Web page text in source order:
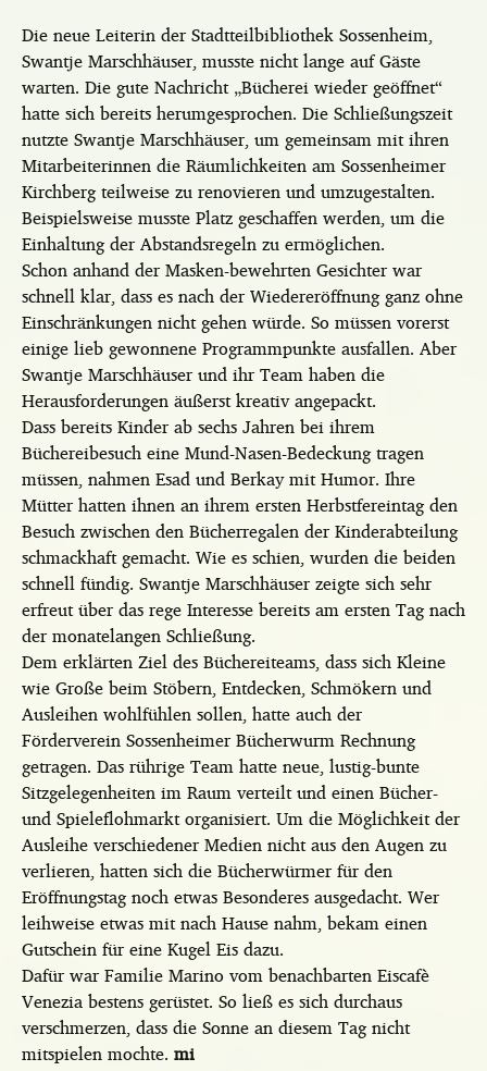
Die neue Leiterin der Stadtteilbibliothek Sossenheim,
Swantje Marschhäuser, musste nicht lange auf Gäste
warten. Die gute Nachricht „Bücherei wieder geöffnet“
hatte sich bereits herumgesprochen. Die Schließungszeit
nutzte Swantje Marschhäuser, um gemeinsam mit ihren
Mitarbeiterinnen die Räumlichkeiten am Sossenheimer
Kirchberg teilweise zu renovieren und umzugestalten.
Beispielsweise musste Platz geschaffen werden, um die
Einhaltung der Abstandsregeln zu ermöglichen.
Schon anhand der Masken-bewehrten Gesichter war
schnell klar, dass es nach der Wiedereröffnung ganz ohne
Einschränkungen nicht gehen würde. So müssen vorerst
einige lieb gewonnene Programmpunkte ausfallen. Aber
Swantje Marschhäuser und ihr Team haben die
Herausforderungen äußerst kreativ angepackt.
Dass bereits Kinder ab sechs Jahren bei ihrem
Büchereibesuch eine Mund-Nasen-Bedeckung tragen
müssen, nahmen Esad und Berkay mit Humor. Ihre
Mütter hatten ihnen an ihrem ersten Herbstfereintag den
Besuch zwischen den Bücherregalen der Kinderabteilung
schmackhaft gemacht. Wie es schien, wurden die beiden
schnell fündig. Swantje Marschhäuser zeigte sich sehr
erfreut über das rege Interesse bereits am ersten Tag nach
der monatelangen Schließung.
Dem erklärten Ziel des Büchereiteams, dass sich Kleine
wie Große beim Stöbern, Entdecken, Schmökern und
Ausleihen wohlfühlen sollen, hatte auch der
Förderverein Sossenheimer Bücherwurm Rechnung
getragen. Das rührige Team hatte neue, lustig-bunte
Sitzgelegenheiten im Raum verteilt und einen Bücher-
und Spieleflohmarkt organisiert. Um die Möglichkeit der
Ausleihe verschiedener Medien nicht aus den Augen zu
verlieren, hatten sich die Bücherwürmer für den
Eröffnungstag noch etwas Besonderes ausgedacht. Wer
leihweise etwas mit nach Hause nahm, bekam einen
Gutschein für eine Kugel Eis dazu.
Dafür war Familie Marino vom benachbarten Eiscafè
Venezia bestens gerüstet. So ließ es sich durchaus
verschmerzen, dass die Sonne an diesem Tag nicht
mitspielen mochte. mi